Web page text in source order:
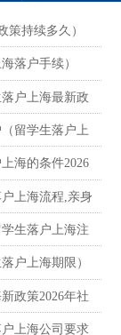
策持续多久）
落户手续）
户上海最新政
留学生落户上
海的条件2026
上海流程,亲身
生落户上海注
户上海期限）
政策2026年社
上海公司要求